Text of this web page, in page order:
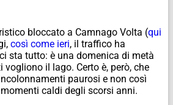
bloccato a Camnago Volta (qui
così come ieri, il traffico ha
sta tutto: è una domenica di metà
il lago. Certo è, però, che
paurosi e non così
caldi degli scorsi anni.